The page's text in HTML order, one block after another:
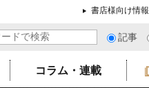
書店様向け情報
記事
コラム・連載